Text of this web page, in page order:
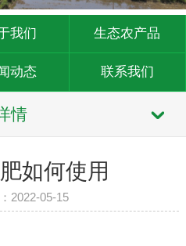
我们 生态农产品
动态 联系我们
情
如何使用
2022-05-15